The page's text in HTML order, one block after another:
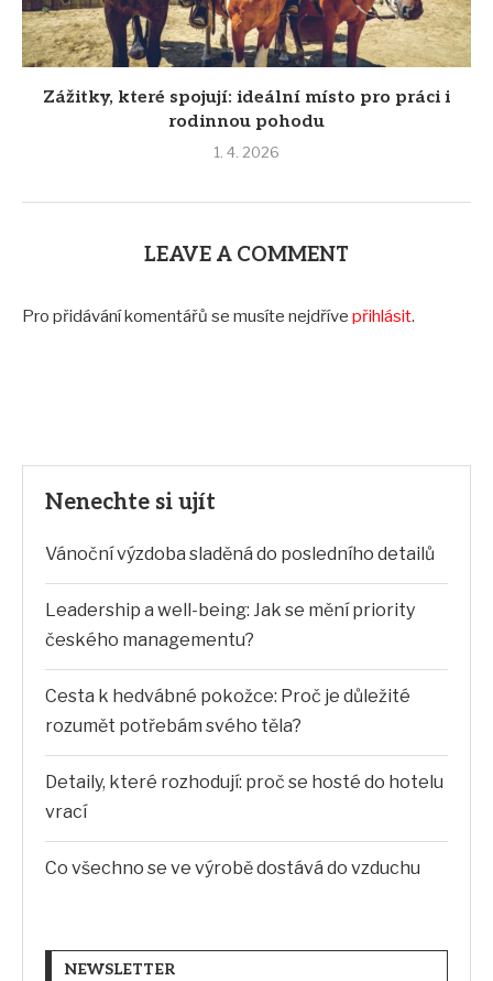
Zážitky, které spojují: ideální místo pro práci i
rodinnou pohodu
1. 4. 2026
LEAVE A COMMENT
Pro přidávání komentářů se musíte nejdříve přihlásit.
Nenechte si ujít
Vánoční výzdoba sladěná do posledního detailů
Leadership a well-being: Jak se mění priority
českého managementu?
Cesta k hedvábné pokožce: Proč je důležité
rozumět potřebám svého těla?
Detaily, které rozhodují: proč se hosté do hotelu
vrací
Co všechno se ve výrobě dostává do vzduchu
NEWSLETTER